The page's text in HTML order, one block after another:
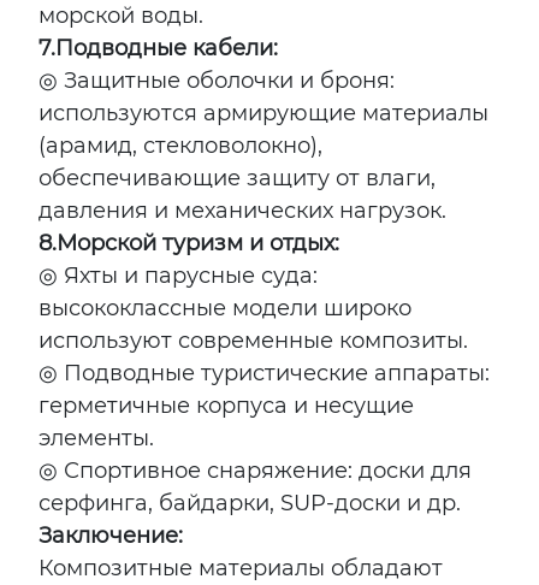
морской воды.
7.Подводные кабели:
◎ Защитные оболочки и броня:
используются армирующие материалы
(арамид, стекловолокно),
обеспечивающие защиту от влаги,
давления и механических нагрузок.
8.Морской туризм и отдых:
◎ Яхты и парусные суда:
высококлассные модели широко
используют современные композиты.
◎ Подводные туристические аппараты:
герметичные корпуса и несущие
элементы.
◎ Спортивное снаряжение: доски для
серфинга, байдарки, SUP-доски и др.
Заключение:
Композитные материалы обладают